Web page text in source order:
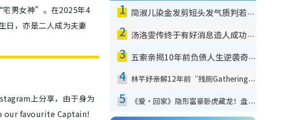
宅男女神”。在2025年4
日，亦是二人成为夫妻
上分享，由于身为
our favourite Captain!
1 简淑儿染金发剪短头发气质判若两人！吓坏老公麦大力都认不出：“你做什么？”
2 汤洛雯传终于有好消息造人成功！两大细节曝孕味极浓引猜测：大肚婆先会咁！
3 五索亲揭10年前负债人生逆袭奇迹！全靠去一地方转运后即遇上马先生
4 林芊妤亲解12年前“残厕Gathering”真相！高层解约一句话重创尊严，至今拒返TVB
5 《爱·回家》隐形富豪卧虎藏龙！盘点12位财气逼人的有钱艺人：这位美女3亿身家不愁做